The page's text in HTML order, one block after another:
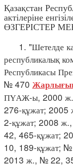
Қазақстан
актілеріне
ӨЗГЕРІСТЕР
1. "Шетелде
республикалық
Республикасы
№ 470
ПҮАЖ-ы, 2000
276-құжат;
2-құжат; 2008
42, 465-құжат;
10, 189-құжат;
2013 ж., № 22,